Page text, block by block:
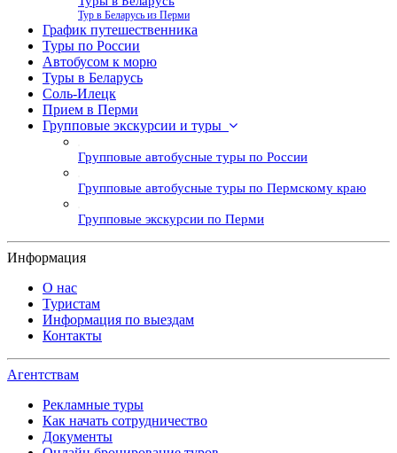
Тур в Беларусь из Перми
График путешественника
Туры по России
Автобусом к морю
Туры в Беларусь
Соль-Илецк
Прием в Перми
Групповые экскурсии и туры
Групповые автобусные туры по России
Групповые автобусные туры по Пермскому краю
Групповые экскурсии по Перми
Информация
О нас
Туристам
Информация по выездам
Контакты
Агентствам
Рекламные туры
Как начать сотрудничество
Документы